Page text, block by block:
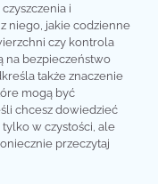
i
niego, jakie codzienne
czy kontrola
na bezpieczeństwo
także znaczenie
mogą być
chcesz dowiedzieć
w czystości, ale
przeczytaj